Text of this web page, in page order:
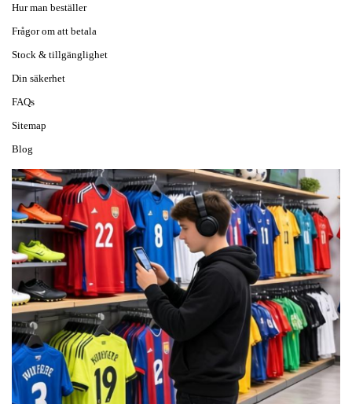
Hur man beställer
Frågor om att betala
Stock & tillgänglighet
Din säkerhet
FAQs
Sitemap
Blog